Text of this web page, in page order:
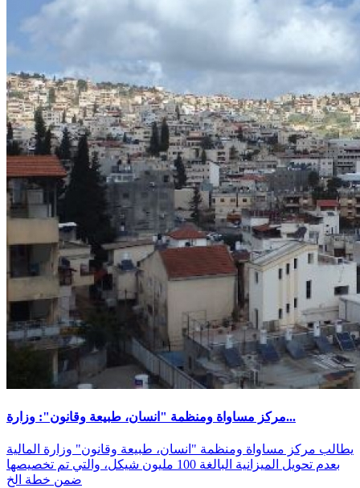
مركز مساواة ومنظمة "انسان، طبيعة وقانون": وزارة...
يطالب مركز مساواة ومنظمة "انسان، طبيعة وقانون" وزارة المالية
بعدم تحويل الميزانية البالغة 100 مليون شيكل، والتي تم تخصيصها
ضمن خطة الخ